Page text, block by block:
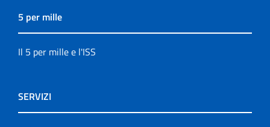
5 per mille
Il 5 per mille e l'ISS
SERVIZI